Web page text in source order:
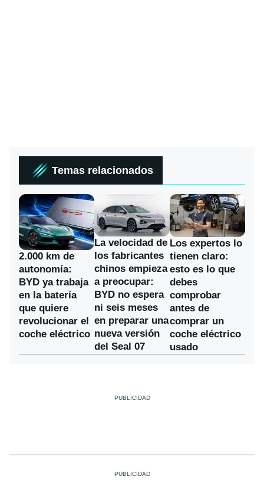
Temas relacionados
2.000 km de
autonomía:
BYD ya trabaja
en la batería
que quiere
revolucionar el
coche eléctrico
La velocidad de
los fabricantes
chinos empieza
a preocupar:
BYD no espera
ni seis meses
en preparar una
nueva versión
del Seal 07
Los expertos lo
tienen claro:
esto es lo que
debes
comprobar
antes de
comprar un
coche eléctrico
usado